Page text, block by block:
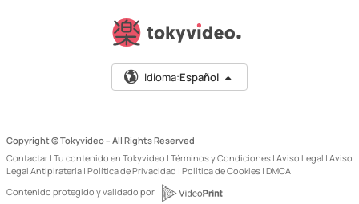
Idioma:Español
Copyright © Tokyvideo – All Rights Reserved
Contactar | Tu contenido en Tokyvideo | Términos y Condiciones | Aviso Legal | Aviso
Legal Antipiratería | Política de Privacidad | Política de Cookies | DMCA
Contenido protegido y validado por